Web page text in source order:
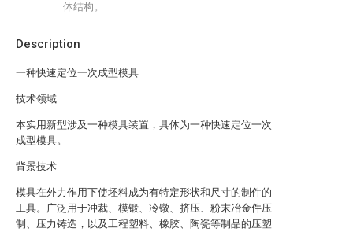
Description
一种快速定位一次成型模具
技术领域
本实用新型涉及一种模具装置，具体为一种快速定位一次
成型模具。
背景技术
模具在外力作用下使坯料成为有特定形状和尺寸的制件的
工具。广泛用于冲裁、模锻、冷镦、挤压、粉末冶金件压
制、压力铸造，以及工程塑料、橡胶、陶瓷等制品的压塑
体结构。